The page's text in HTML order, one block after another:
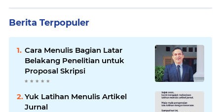
Berita Terpopuler
Cara Menulis Bagian Latar
Belakang Penelitian untuk
Proposal Skripsi
Yuk Latihan Menulis Artikel
Jurnal